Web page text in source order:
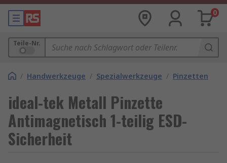
0
Teile-Nr.
/ Handwerkzeuge / Spezialwerkzeuge / Pinzetten
ideal-tek Metall Pinzette
Antimagnetisch 1-teilig ESD-
Sicherheit